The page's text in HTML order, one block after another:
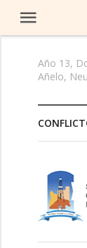
Año 13,
Añelo,